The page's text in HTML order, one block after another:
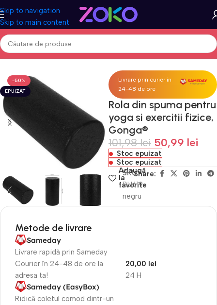
Skip to navigation
Skip to main content
pagină Acasa Sport & Activitati in aer liber Accesorii fitness
-50%
EPUIZAT
Livrare prin curier în
24-48 de ore
Rola din spuma pentru
yoga si exercitii fizice,
Gonga®
101,98lei 50,99 lei
Stoc epuizat
Stoc epuizat
Adaugă
la
favorite
SKU
BU619-
negru
Share:
Metode de livrare
Sameday
Livrare rapidă prin Sameday
Courier în 24-48 de ore la
adresa ta!
24 H
20,00 lei
Sameday (EasyBox)
Ridică coletul comod dintr-un